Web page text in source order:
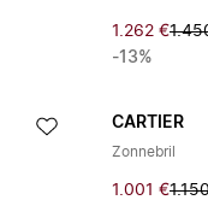
1.262 €
-13%
CARTIER
Zonnebril
1.001 €